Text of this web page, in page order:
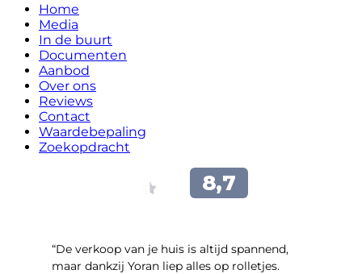
Home
Media
In de buurt
Documenten
Aanbod
Over ons
Reviews
Contact
Waardebepaling
Zoekopdracht
“​De verkoop van je huis is altijd spannend,
maar dankzij Yoran liep alles op rolletjes.